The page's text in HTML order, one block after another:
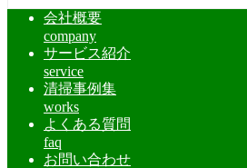
会社概要
company
サービス紹介
service
清掃事例集
works
よくある質問
faq
お問い合わせ